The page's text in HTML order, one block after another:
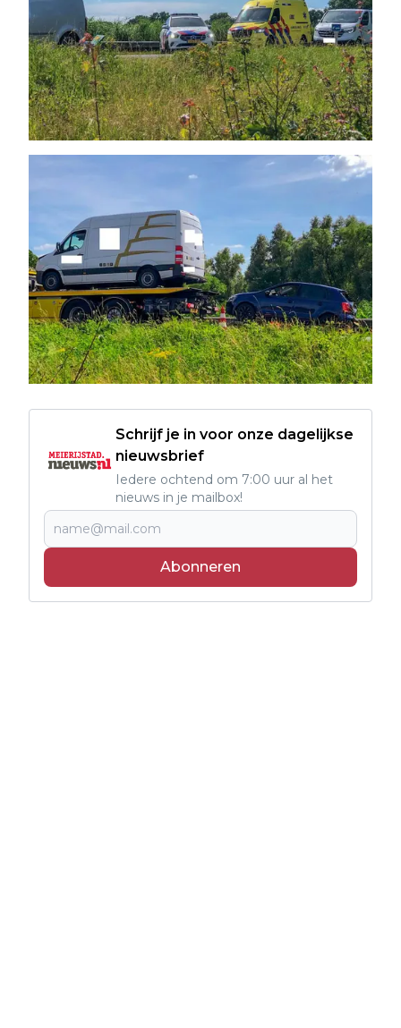
Schrijf je in voor onze dagelijkse
nieuwsbrief
Iedere ochtend om 7:00 uur al het
nieuws in je mailbox!
Abonneren